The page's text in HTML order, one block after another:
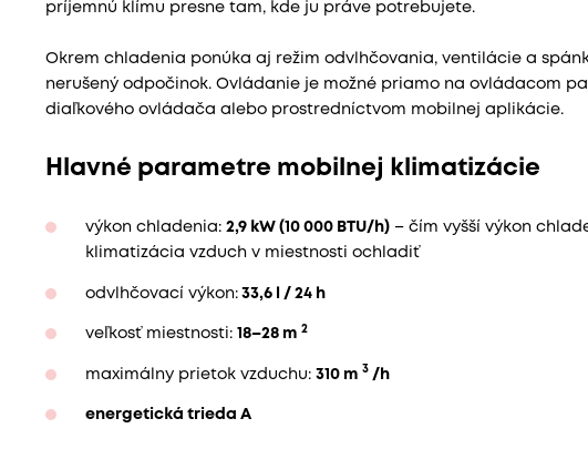
príjemnú klímu presne tam, kde ju práve potrebujete.
Okrem chladenia ponúka aj režim odvlhčovania, ventilácie a
nerušený odpočinok. Ovládanie je možné priamo na ovládacom
diaľkového ovládača alebo prostredníctvom mobilnej aplikácie.
Hlavné parametre mobilnej klimatizácie
výkon chladenia: 2,9 kW (10 000 BTU/h)– čím vyšší výkon
klimatizácia vzduch v miestnosti ochladiť
odvlhčovací výkon:33,6 l / 24 h
veľkosť miestnosti: 18–28 m 2
maximálny prietok vzduchu: 310 m 3/h
energetická trieda A